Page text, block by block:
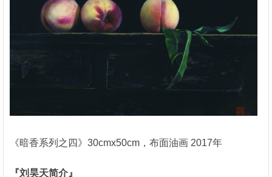
《暗香系列之四》30cmx50cm，布面油画 2017年
『刘昊天简介』